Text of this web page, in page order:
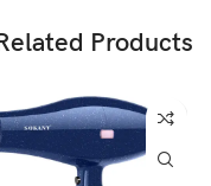
Products